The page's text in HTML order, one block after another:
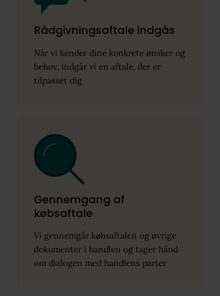
Rådgivningsaftale indgås
Når vi kender dine konkrete ønsker og
behov, indgår vi en aftale, der er
tilpasset dig
Gennemgang af
købsaftale
Vi gennemgår købsaftalen og øvrige
dokumenter i handlen og tager hånd
om dialogen med handlens parter